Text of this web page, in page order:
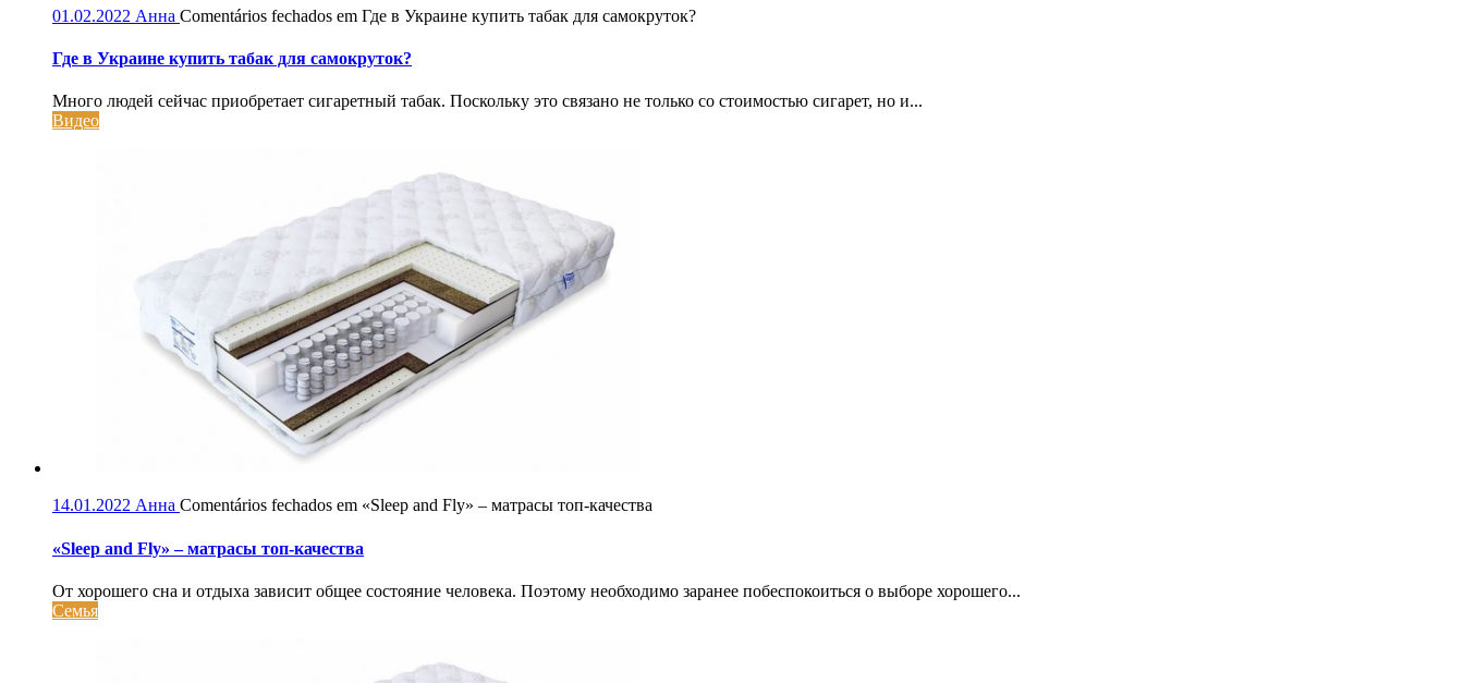
01.02.2022 Анна Comentários fechados em Где в Украине купить табак для самокруток?
Где в Украине купить табак для самокруток?
Много людей сейчас приобретает сигаретный табак. Поскольку это связано не только со стоимостью сигарет, но и...
Видео
14.01.2022 Анна Comentários fechados em «Sleep and Fly» – матрасы топ-качества
«Sleep and Fly» – матрасы топ-качества
От хорошего сна и отдыха зависит общее состояние человека. Поэтому необходимо заранее побеспокоиться о выборе хорошего...
Семья